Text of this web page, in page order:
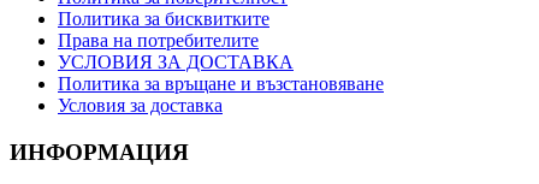
Политика за бисквитките
Права на потребителите
УСЛОВИЯ ЗА ДОСТАВКА
Политика за връщане и възстановяване
Условия за доставка
ИНФОРМАЦИЯ